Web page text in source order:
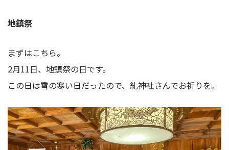
地鎮祭
まずはこちら。
2月11日、地鎮祭の日です。
この日は雪の寒い日だったので、糺神社さんでお祈りを。